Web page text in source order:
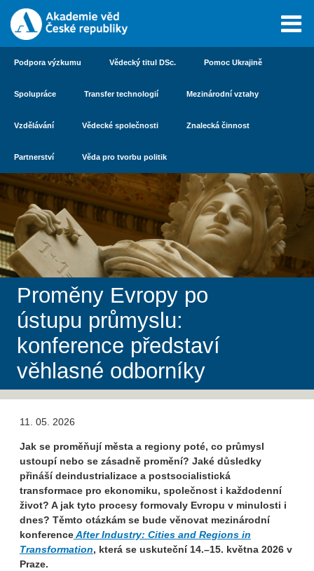
Podpora výzkumu Vědecký titul DSc. Pomoc Ukrajině
Spolupráce Transfer technologií Mezinárodní vztahy
Vzdělávání Vědecké společnosti Znalecká činnost
Partnerství Věda pro tvorbu politik
Proměny Evropy po
ústupu průmyslu:
konference představí
věhlasné odborníky
11. 05. 2026
Jak se proměňují města a regiony poté, co průmysl
ustoupí nebo se zásadně promění? Jaké důsledky
přináší deindustrializace a postsocialistická
transformace pro ekonomiku, společnost i každodenní
život? A jak tyto procesy formovaly Evropu v minulosti i
dnes? Těmto otázkám se bude věnovat mezinárodní
konferenceAfter Industry: Cities and Regions in
Transformation, která se uskuteční 14.–15. května 2026 v
Praze.